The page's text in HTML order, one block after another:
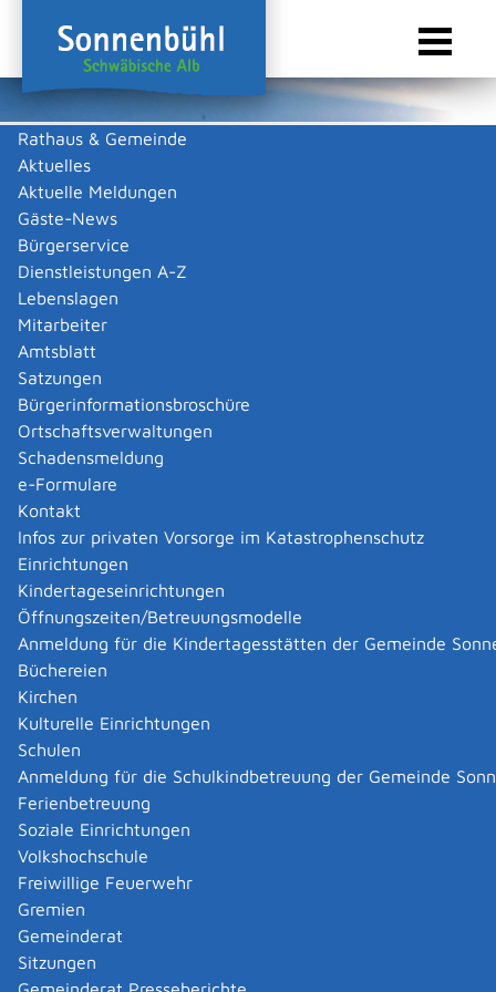
Rathaus & Gemeinde
Aktuelles
Aktuelle Meldungen
Gäste-News
Bürgerservice
Dienstleistungen A-Z
Lebenslagen
Mitarbeiter
Amtsblatt
Satzungen
Bürgerinformationsbroschüre
Ortschaftsverwaltungen
Schadensmeldung
e-Formulare
Kontakt
Infos zur privaten Vorsorge im Katastrophenschutz
Einrichtungen
Kindertageseinrichtungen
Öffnungszeiten/Betreuungsmodelle
Anmeldung für die Kindertagesstätten der Gemeinde
Büchereien
Kirchen
Kulturelle Einrichtungen
Schulen
Anmeldung für die Schulkindbetreuung der Gemeinde
Ferienbetreuung
Soziale Einrichtungen
Volkshochschule
Freiwillige Feuerwehr
Gremien
Gemeinderat
Sitzungen
Sie sind hier:
Vereine
Keine Daten vorhanden
Zurück zur Suche
Zurück zur Suche
||